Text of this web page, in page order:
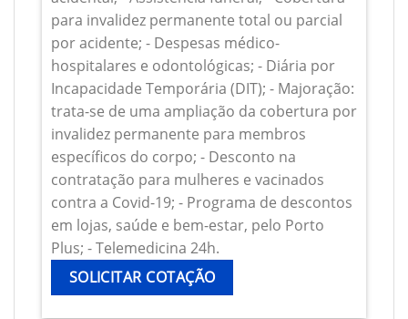
para invalidez permanente total ou parcial
por acidente; - Despesas médico-
hospitalares e odontológicas; - Diária por
Incapacidade Temporária (DIT); - Majoração:
trata-se de uma ampliação da cobertura por
invalidez permanente para membros
específicos do corpo; - Desconto na
contratação para mulheres e vacinados
contra a Covid-19; - Programa de descontos
em lojas, saúde e bem-estar, pelo Porto
Plus; - Telemedicina 24h.
SOLICITAR COTAÇÃO